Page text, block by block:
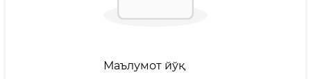
Маълумот йўқ